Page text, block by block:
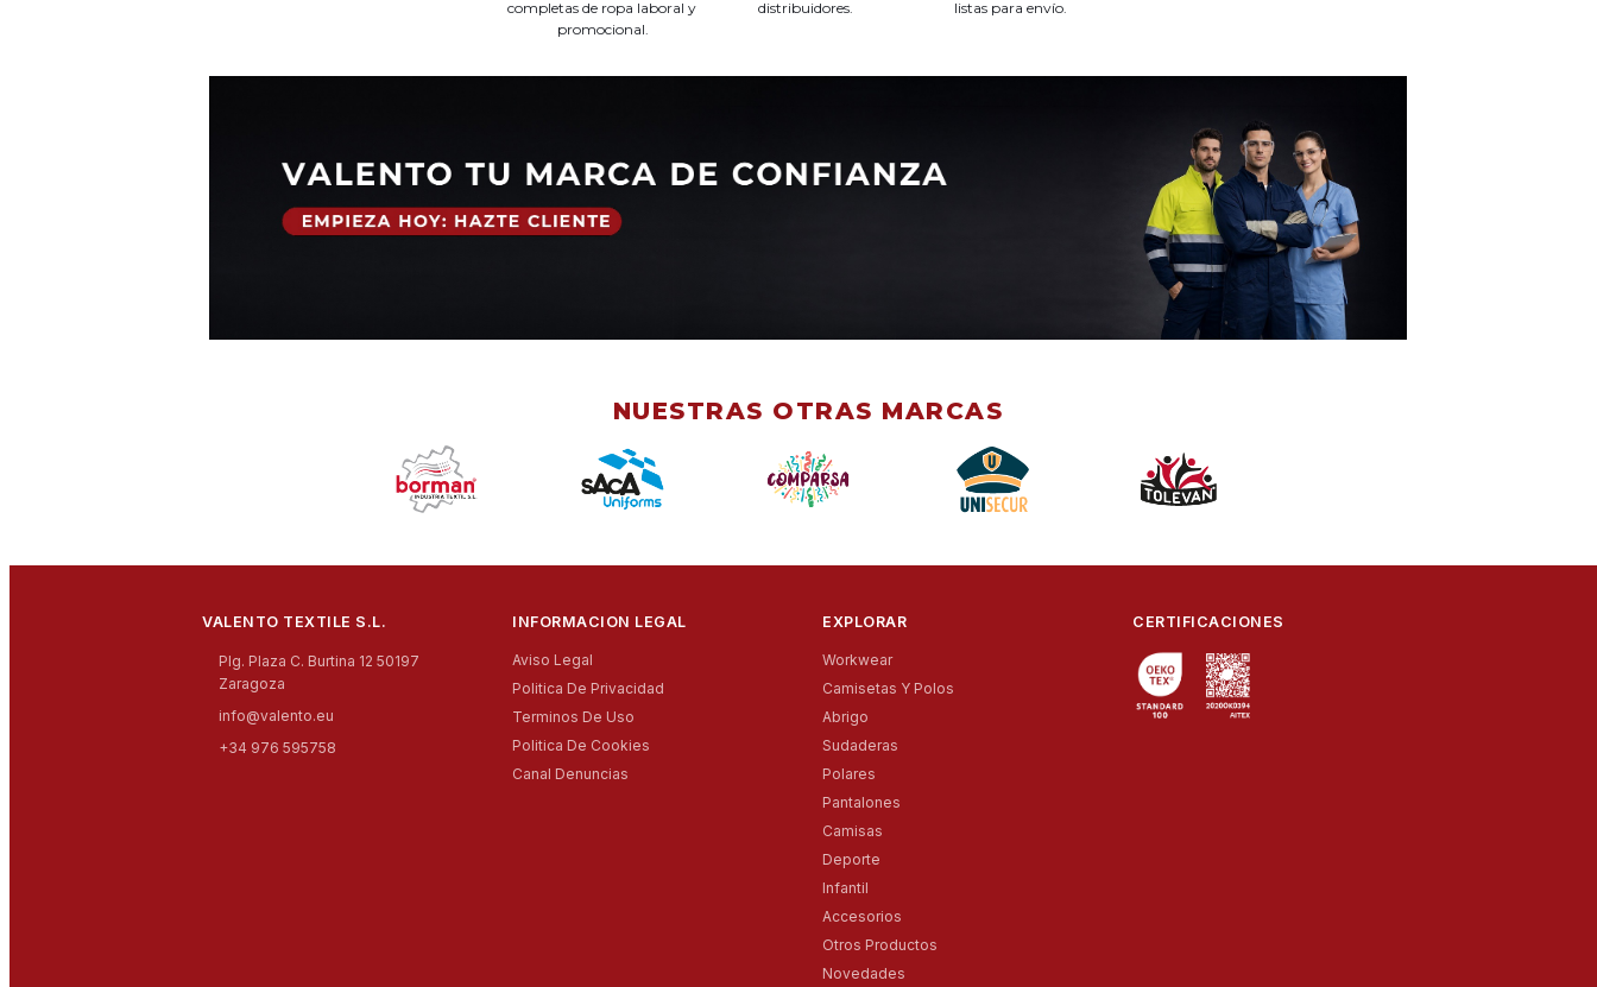
completas de ropa laboral y
promocional.
distribuidores.
listas para envío.
NUESTRAS OTRAS MARCAS
VALENTO TEXTILE S.L.
Plg. Plaza C. Burtina 12 50197
Zaragoza
info@valento.eu
+34 976 595758
INFORMACION LEGAL
Aviso Legal
Politica De Privacidad
Terminos De Uso
Politica De Cookies
Canal Denuncias
EXPLORAR
Workwear
Camisetas Y Polos
Abrigo
Sudaderas
Polares
Pantalones
Camisas
Deporte
Infantil
Accesorios
Otros Productos
Novedades
CERTIFICACIONES